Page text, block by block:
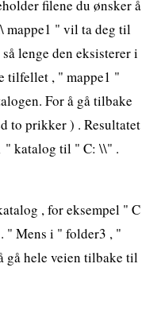
filene du ønsker å
mappe1 " vil ta deg til
lenge den eksisterer i
tilfellet , " mappe1 "
For å gå tilbake
to prikker ) . Resultatet
" katalog til " C: \\" .
, for eksempel " C
" Mens i " folder3 , "
gå hele veien tilbake til